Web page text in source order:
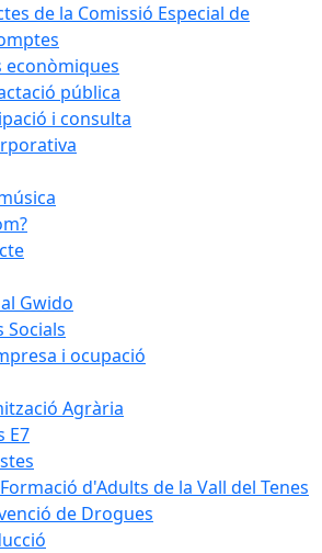
de la Comissió Especial de
econòmiques
pública
i consulta
Gwido
Socials
i ocupació
Agrària
E7
d'Adults de la Vall del Tenes
de Drogues